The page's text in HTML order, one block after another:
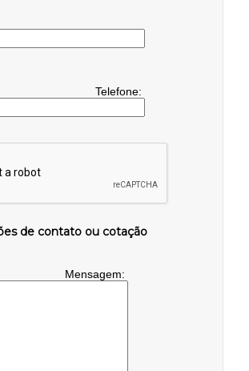
Telefone:
de contato ou cotação
Mensagem: